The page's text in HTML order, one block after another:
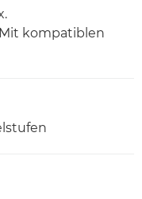
Mit kompatiblen